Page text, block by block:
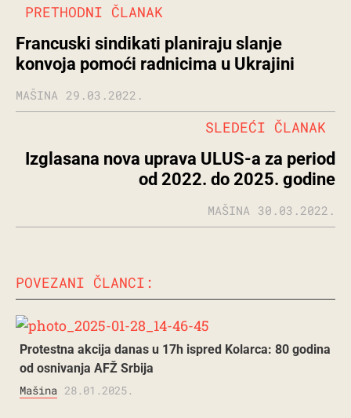
PRETHODNI ČLANAK
Francuski sindikati planiraju slanje
konvoja pomoći radnicima u Ukrajini
MAŠINA 29.03.2022.
Izglasana nova uprava ULUS-a za period
od 2022. do 2025. godine
SLEDEĆI ČLANAK
MAŠINA 30.03.2022.
POVEZANI ČLANCI:
Protestna akcija danas u 17h ispred Kolarca: 80 godina
od osnivanja AFŽ Srbija
Mašina 28.01.2025.